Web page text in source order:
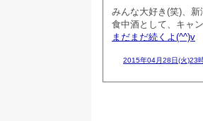
みんな大好き(笑)、
食中酒として、キャ
まだまだ続くよ(^^)v
2015年04月28日(火)23